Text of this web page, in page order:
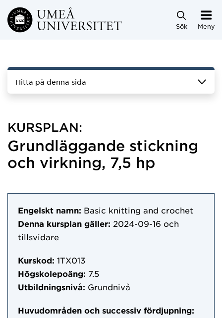
Hoppa direkt till innehållet
Sök Meny
Hitta på denna sida
KURSPLAN:
Grundläggande stickning
och virkning, 7,5 hp
Engelskt namn: Basic knitting and crochet
Denna kursplan gäller: 2024-09-16 och
tillsvidare
Kurskod: 1TX013
Högskolepoäng: 7.5
Utbildningsnivå: Grundnivå
Huvudområden och successiv fördjupning: